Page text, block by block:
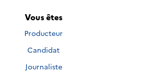
Vous êtes
Producteur
Candidat
Journaliste